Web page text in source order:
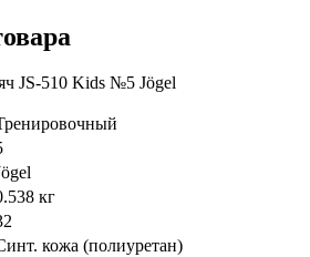
кг
кожа (полиуретан)